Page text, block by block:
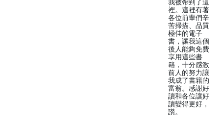
我被帶到了這
裡。這裡有著
各位前輩們辛
苦掃描、品質
極佳的電子
書，讓我這個
後人能夠免費
享用這些書
籍，十分感激
前人的努力讓
我成了書籍的
富翁。感謝好
讀和各位讓好
讀變得更好，
讚。